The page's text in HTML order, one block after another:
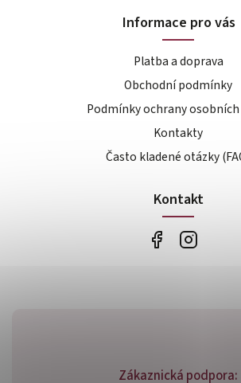
Zákaznická podpora:
Informace pro vás
Platba a doprava
Obchodní podmínky
Podmínky ochrany osobních
Kontakty
Často kladené otázky
Kontakt